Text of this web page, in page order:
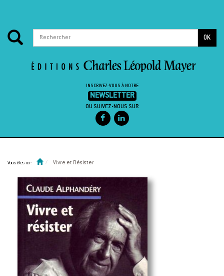
OK
INSCRIVEZ-VOUS À NOTRE
NEWSLETTER
OU SUIVEZ-NOUS SUR
Vous êtes ici: Vivre et Résister